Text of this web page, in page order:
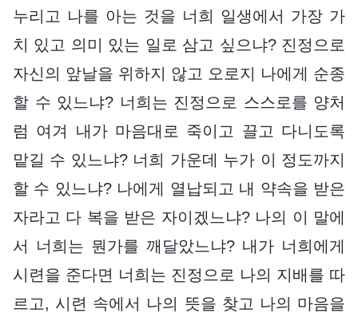
누리고 나를 아는 것을 너희 일생에서 가장 가
치 있고 의미 있는 일로 삼고 싶으냐? 진정으로
자신의 앞날을 위하지 않고 오로지 나에게 순종
할 수 있느냐? 너희는 진정으로 스스로를 양처
럼 여겨 내가 마음대로 죽이고 끌고 다니도록
맡길 수 있느냐? 너희 가운데 누가 이 정도까지
할 수 있느냐? 나에게 열납되고 내 약속을 받은
자라고 다 복을 받은 자이겠느냐? 나의 이 말에
서 너희는 뭔가를 깨달았느냐? 내가 너희에게
시련을 준다면 너희는 진정으로 나의 지배를 따
르고, 시련 속에서 나의 뜻을 찾고 나의 마음을